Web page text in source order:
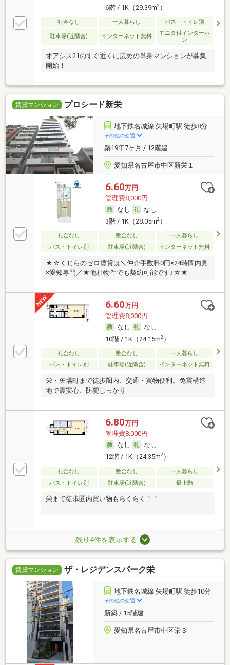
6階 / 1K（29.39m2）
礼金なし 一人暮らし バス・トイレ別
駐車場(近隣含) インターネット無料
モニタ付インターホ
ン
オアシス21のすぐ近くに広めの単身マンションが募集
開始！
賃貸マンション プロシード新栄
地下鉄名城線 矢場町駅 徒歩8分
その他の交通
築19年7ヶ月 / 12階建
愛知県名古屋市中区新栄１
6.60万円
管理費8,000円
なし
なし
3階 / 1K（28.05m2）
礼金なし 敷金なし
一人暮らし
バス・トイレ別
駐車場(近隣含) インターネット無料
★☆くじらのゼロ賃貸は＼仲介手数料0円×24時間内見
×愛知専門／★他社物件でも契約可能です♪☆★
6.60万円
管理費8,000円
なし
なし
10階 / 1K（24.15m2）
礼金なし 敷金なし
一人暮らし
バス・トイレ別
駐車場(近隣含) インターネット無料
栄・矢場町まで徒歩圏内、交通・買物便利。免震構造
地で震安心、防犯しっかり
6.80万円
管理費8,000円
なし
なし
12階 / 1K（24.35m2）
礼金なし 敷金なし
一人暮らし
バス・トイレ別
駐車場(近隣含) 最上階
栄まで徒歩圏内買い物もらくらく！！
残り4件を表示する
賃貸マンション ザ・レジデンスパーク栄
地下鉄名城線 矢場町駅 徒歩10分
その他の交通
新築 / 15階建
愛知県名古屋市中区栄３